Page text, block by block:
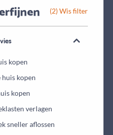
(2) Wis filter
kopen
huis kopen
kopen
verlagen
sneller aflossen